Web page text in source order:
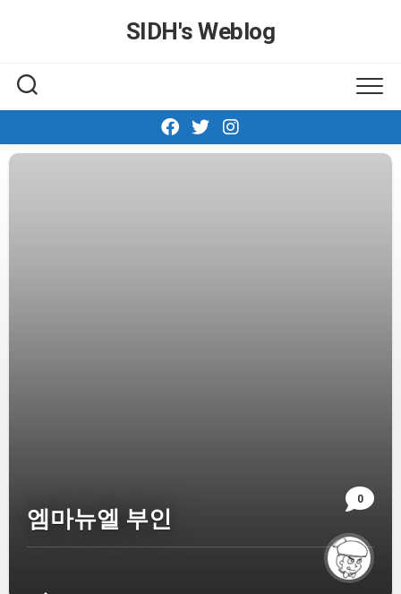
SIDH′s Weblog
0
엠마뉴엘 부인